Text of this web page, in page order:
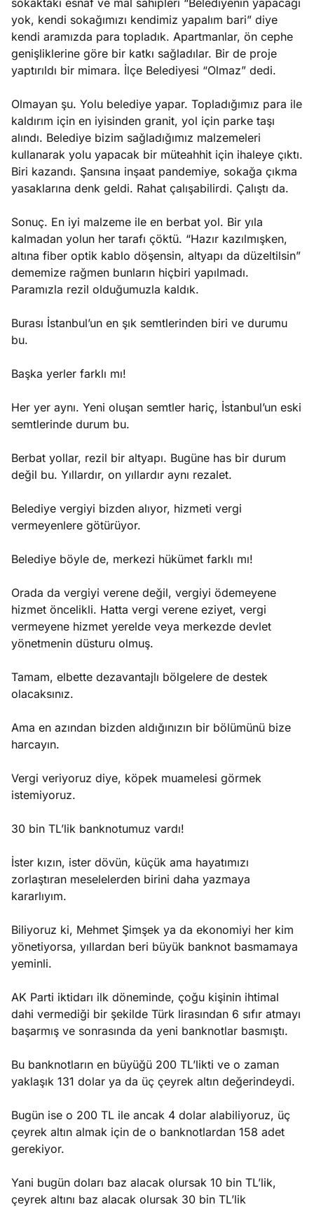
sokaktaki esnaf ve mal sahipleri “Belediyenin yapacağı
yok, kendi sokağımızı kendimiz yapalım bari” diye
kendi aramızda para topladık. Apartmanlar, ön cephe
genişliklerine göre bir katkı sağladılar. Bir de proje
yaptırıldı bir mimara. İlçe Belediyesi “Olmaz” dedi.
Olmayan şu. Yolu belediye yapar. Topladığımız para ile
kaldırım için en iyisinden granit, yol için parke taşı
alındı. Belediye bizim sağladığımız malzemeleri
kullanarak yolu yapacak bir müteahhit için ihaleye çıktı.
Biri kazandı. Şansına inşaat pandemiye, sokağa çıkma
yasaklarına denk geldi. Rahat çalışabilirdi. Çalıştı da.
Sonuç. En iyi malzeme ile en berbat yol. Bir yıla
kalmadan yolun her tarafı çöktü. “Hazır kazılmışken,
altına fiber optik kablo döşensin, altyapı da düzeltilsin”
dememize rağmen bunların hiçbiri yapılmadı.
Paramızla rezil olduğumuzla kaldık.
Burası İstanbul’un en şık semtlerinden biri ve durumu
bu.
Başka yerler farklı mı!
Her yer aynı. Yeni oluşan semtler hariç, İstanbul’un eski
semtlerinde durum bu.
Berbat yollar, rezil bir altyapı. Bugüne has bir durum
değil bu. Yıllardır, on yıllardır aynı rezalet.
Belediye vergiyi bizden alıyor, hizmeti vergi
vermeyenlere götürüyor.
Belediye böyle de, merkezi hükümet farklı mı!
Orada da vergiyi verene değil, vergiyi ödemeyene
hizmet öncelikli. Hatta vergi verene eziyet, vergi
vermeyene hizmet yerelde veya merkezde devlet
yönetmenin düsturu olmuş.
Tamam, elbette dezavantajlı bölgelere de destek
olacaksınız.
Ama en azından bizden aldığınızın bir bölümünü bize
harcayın.
Vergi veriyoruz diye, köpek muamelesi görmek
istemiyoruz.
30 bin TL’lik banknotumuz vardı!
İster kızın, ister dövün, küçük ama hayatımızı
zorlaştıran meselelerden birini daha yazmaya
kararlıyım.
Biliyoruz ki, Mehmet Şimşek ya da ekonomiyi her kim
yönetiyorsa, yıllardan beri büyük banknot basmamaya
yeminli.
AK Parti iktidarı ilk döneminde, çoğu kişinin ihtimal
dahi vermediği bir şekilde Türk lirasından 6 sıfır atmayı
başarmış ve sonrasında da yeni banknotlar basmıştı.
Bu banknotların en büyüğü 200 TL’likti ve o zaman
yaklaşık 131 dolar ya da üç çeyrek altın değerindeydi.
Bugün ise o 200 TL ile ancak 4 dolar alabiliyoruz, üç
çeyrek altın almak için de o banknotlardan 158 adet
gerekiyor.
Yani bugün doları baz alacak olursak 10 bin TL’lik,
çeyrek altını baz alacak olursak 30 bin TL’lik